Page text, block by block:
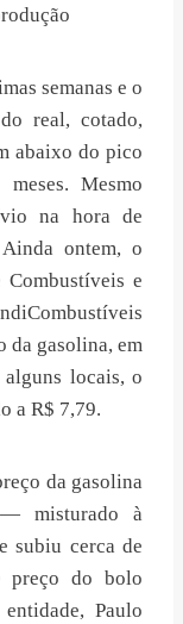
semanas e o
real, cotado,
abaixo do pico
Mesmo
na hora de
ontem, o
e
da gasolina, em
alguns locais, o
a R$ 7,79.
da gasolina
misturado à
subiu cerca de
preço do bolo
Paulo